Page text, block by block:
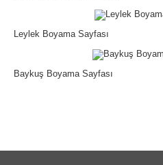
Leylek Boyama Sayfası
Baykuş Boyama Sayfası